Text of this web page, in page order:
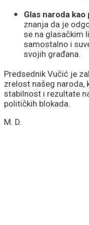
Glas naroda kao
znanja da je
se na glasačkim
samostalno i
svojih građana.
Predsednik Vučić je
zrelost našeg naroda,
stabilnost i rezultate
političkih blokada.
M. D.